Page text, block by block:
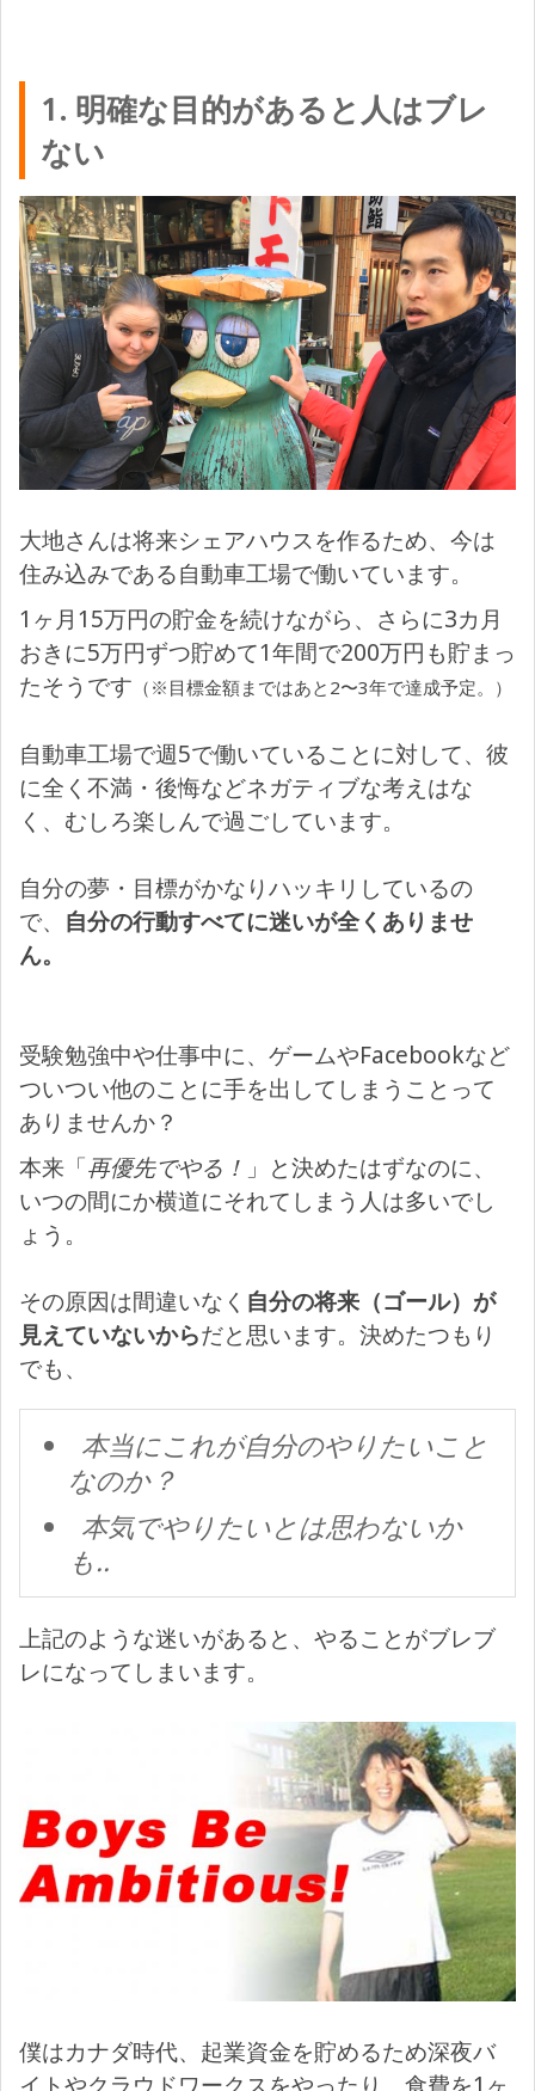
1. 明確な目的があると人はブレ
ない
大地さんは将来シェアハウスを作るため、今は
住み込みである自動車工場で働いています。
1ヶ月15万円の貯金を続けながら、さらに3カ月
おきに5万円ずつ貯めて1年間で200万円も貯まっ
たそうです （※目標金額まではあと2〜3年で達成予定。）
自動車工場で週5で働いていることに対して、彼
に全く不満・後悔などネガティブな考えはな
く、むしろ楽しんで過ごしています。
自分の夢・目標がかなりハッキリしているの
で、 自分の行動すべてに迷いが全くありませ
ん。
受験勉強中や仕事中に、ゲームやFacebookなど
ついつい他のことに手を出してしまうことって
ありませんか？
本来「再優先でやる！ 」と決めたはずなのに、
いつの間にか横道にそれてしまう人は多いでし
ょう。
その原因は間違いなく 自分の将来（ゴール）が
見えていないからだと思います。決めたつもり
でも、
本当にこれが自分のやりたいこと
なのか？
本気でやりたいとは思わないか
も..
上記のような迷いがあると、やることがブレブ
レになってしまいます。
僕はカナダ時代、起業資金を貯めるため深夜バ